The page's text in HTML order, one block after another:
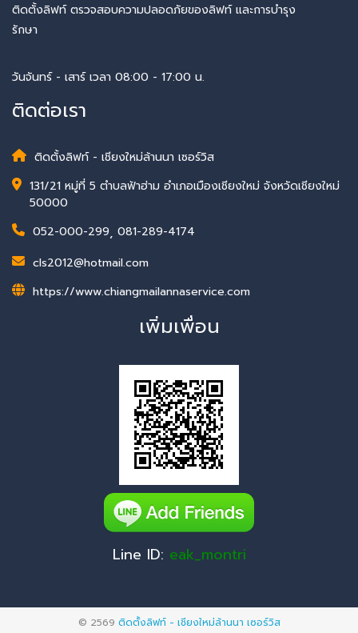
ติดตั้งลิฟท์ ตรวจสอบความปลอดภัยของลิฟท์ และการบำรุง
รักษา
วันจันทร์ - เสาร์ เวลา 08:00 - 17:00 น.
ติดต่อเรา
ติดตั้งลิฟท์ - เชียงใหม่ล้านนา เซอร์วิส
131/21 หมู่ที่ 5 ตำบลฟ้าฮ่าม อำเภอเมืองเชียงใหม่ จังหวัดเชียงใหม่
50000
052-000-299, 081-289-4174
cls2012@hotmail.com
https://www.chiangmailannaservice.com
เพิ่มเพื่อน
Line ID: eak_montri
© 2569 ติดตั้งลิฟท์ - เชียงใหม่ล้านนา เซอร์วิส